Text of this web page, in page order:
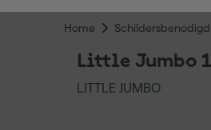
Home
Little Jumbo
LITTLE JUMBO